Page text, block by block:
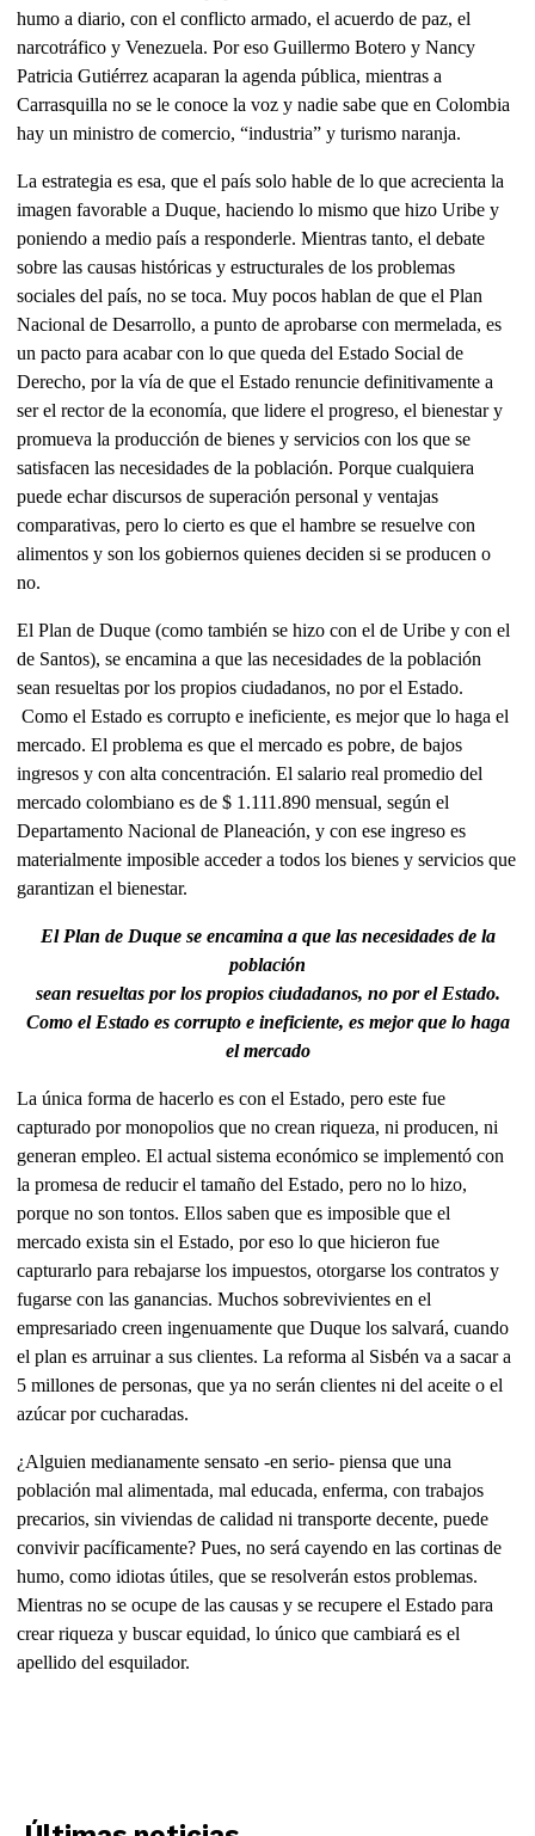
humo a diario, con el conflicto armado, el acuerdo de paz, el
narcotráfico y Venezuela. Por eso Guillermo Botero y Nancy
Patricia Gutiérrez acaparan la agenda pública, mientras a
Carrasquilla no se le conoce la voz y nadie sabe que en Colombia
hay un ministro de comercio, “industria” y turismo naranja.
La estrategia es esa, que el país solo hable de lo que acrecienta la
imagen favorable a Duque, haciendo lo mismo que hizo Uribe y
poniendo a medio país a responderle. Mientras tanto, el debate
sobre las causas históricas y estructurales de los problemas
sociales del país, no se toca. Muy pocos hablan de que el Plan
Nacional de Desarrollo, a punto de aprobarse con mermelada, es
un pacto para acabar con lo que queda del Estado Social de
Derecho, por la vía de que el Estado renuncie definitivamente a
ser el rector de la economía, que lidere el progreso, el bienestar y
promueva la producción de bienes y servicios con los que se
satisfacen las necesidades de la población. Porque cualquiera
puede echar discursos de superación personal y ventajas
comparativas, pero lo cierto es que el hambre se resuelve con
alimentos y son los gobiernos quienes deciden si se producen o
no.
El Plan de Duque (como también se hizo con el de Uribe y con el
de Santos), se encamina a que las necesidades de la población
sean resueltas por los propios ciudadanos, no por el Estado.
Como el Estado es corrupto e ineficiente, es mejor que lo haga el
mercado. El problema es que el mercado es pobre, de bajos
ingresos y con alta concentración. El salario real promedio del
mercado colombiano es de $ 1.111.890 mensual, según el
Departamento Nacional de Planeación, y con ese ingreso es
materialmente imposible acceder a todos los bienes y servicios que
garantizan el bienestar.
El Plan de Duque se encamina a que las necesidades de la
población
sean resueltas por los propios ciudadanos, no por el Estado.
Como el Estado es corrupto e ineficiente, es mejor que lo haga
el mercado
La única forma de hacerlo es con el Estado, pero este fue
capturado por monopolios que no crean riqueza, ni producen, ni
generan empleo. El actual sistema económico se implementó con
la promesa de reducir el tamaño del Estado, pero no lo hizo,
porque no son tontos. Ellos saben que es imposible que el
mercado exista sin el Estado, por eso lo que hicieron fue
capturarlo para rebajarse los impuestos, otorgarse los contratos y
fugarse con las ganancias. Muchos sobrevivientes en el
empresariado creen ingenuamente que Duque los salvará, cuando
el plan es arruinar a sus clientes. La reforma al Sisbén va a sacar a
5 millones de personas, que ya no serán clientes ni del aceite o el
azúcar por cucharadas.
¿Alguien medianamente sensato -en serio- piensa que una
población mal alimentada, mal educada, enferma, con trabajos
precarios, sin viviendas de calidad ni transporte decente, puede
convivir pacíficamente? Pues, no será cayendo en las cortinas de
humo, como idiotas útiles, que se resolverán estos problemas.
Mientras no se ocupe de las causas y se recupere el Estado para
crear riqueza y buscar equidad, lo único que cambiará es el
apellido del esquilador.